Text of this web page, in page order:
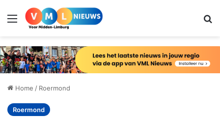
Menu
Home / Roermond
Roermond